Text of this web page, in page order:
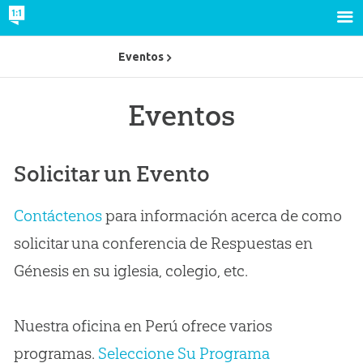
Eventos
Solicitar un Evento
Contáctenospara información acerca de como
solicitar una conferencia de Respuestas en
Génesis en su iglesia, colegio, etc.
Nuestra oficina en Perú ofrece varios
programas. Seleccione Su Programa
Eventos